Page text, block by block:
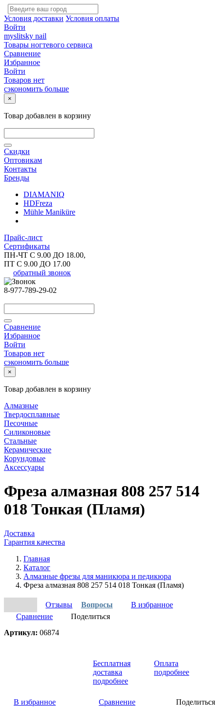
Условия доставки Условия оплаты
Войти
myslitsky nail
Товары ногтевого сервиса
Сравнение
Избранное
Войти
Товаров нет
сэкономить больше
×
Товар добавлен в корзину
Скидки
Оптовикам
Контакты
Бренды
DIAMANIQ
HDFreza
Mühle Maniküre
Прайс-лист
Сертификаты
ПН-ЧТ С 9.00 ДО 18.00,
ПТ С 9.00 ДО 17.00
обратный звонок
8-977-789-29-02
Сравнение
Избранное
Войти
Товаров нет
сэкономить больше
×
Товар добавлен в корзину
Алмазные
Твердосплавные
Песочные
Силиконовые
Стальные
Керамические
Корундовые
Аксессуары
Фреза алмазная 808 257 514
018 Тонкая (Пламя)
Доставка
Гарантия качества
Главная
Каталог
Алмазные фрезы для маникюра и педикюра
Фреза алмазная 808 257 514 018 Тонкая (Пламя)
Отзывы Вопросы
В избранное
Сравнение
Поделиться
Артикул: 06874
Бесплатная
доставка
подробнее
Оплата
подробнее
В избранное Сравнение Поделиться